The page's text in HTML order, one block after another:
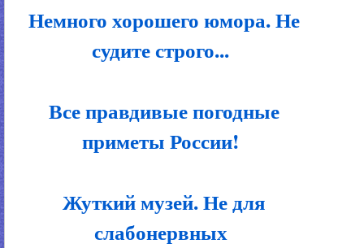
Немного хорошего юмора. Не
судите строго...
Все правдивые погодные
приметы России!
Жуткий музей. Не для
слабонервных